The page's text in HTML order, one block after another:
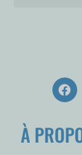
F
a
c
b
o
À